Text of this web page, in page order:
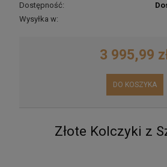
Dostępność:
Wysyłka w:
3 995,99
DO KOSZYKA
Złote Kolczyki z